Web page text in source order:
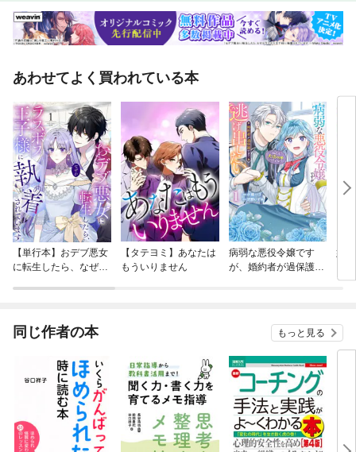
あわせてよく買われている本
【単行本】おデブ悪女
に転生したら、なぜか
【タテヨミ】あなたは
もういりません
病弱な悪役令嬢です
が、婚約者が過保護す
妹
同じ作者の本 もっと見る